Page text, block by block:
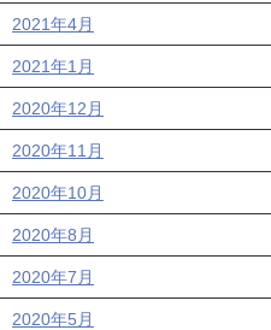
2021年4月
2021年1月
2020年12月
2020年11月
2020年10月
2020年8月
2020年7月
2020年5月